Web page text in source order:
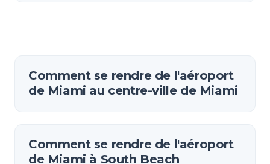
Comment se rendre de l'aéroport
de Miami au centre-ville de Miami
Comment se rendre de l'aéroport
de Miami à South Beach